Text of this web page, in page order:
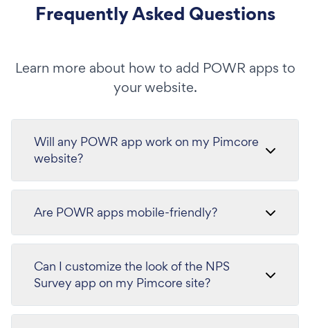
Frequently Asked Questions
Learn more about how to add POWR apps to
your website.
Will any POWR app work on my Pimcore
website?
Are POWR apps mobile-friendly?
Can I customize the look of the NPS
Survey app on my Pimcore site?